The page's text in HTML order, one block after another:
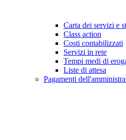
Carta dei servizi e
Class action
Costi contabilizzati
Servizi in rete
Tempi medi di
Liste di attesa
Pagamenti